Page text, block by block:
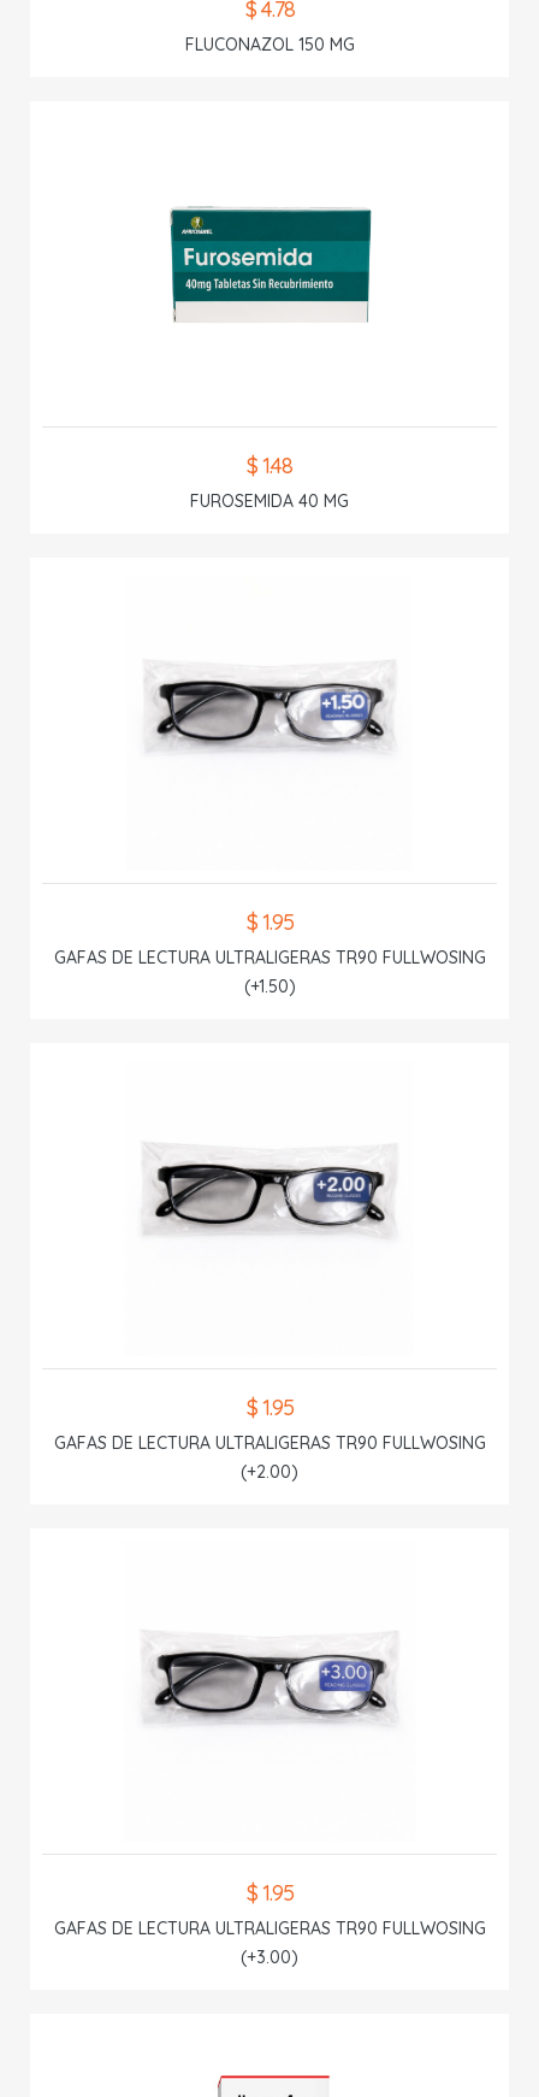
$ 4.78
FLUCONAZOL 150 MG
$ 1.48
FUROSEMIDA 40 MG
$ 1.95
GAFAS DE LECTURA ULTRALIGERAS TR90 FULLWOSING
(+1.50)
$ 1.95
GAFAS DE LECTURA ULTRALIGERAS TR90 FULLWOSING
(+2.00)
$ 1.95
GAFAS DE LECTURA ULTRALIGERAS TR90 FULLWOSING
(+3.00)